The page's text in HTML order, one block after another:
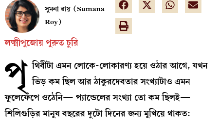
সুমনা রায় (Sumana
Roy)
লক্ষ্মীপুজোয় পুরুত চুরি
পৃ থিবীটা এমন লোকে-লোকারণ্য হয়ে ওঠার আগে, যখন
ভিড় কম ছিল আর ঠাকুরদেবতার সংখ্যাটাও এমন
ফুলেফেঁপে ওঠেনি— প্যান্ডেলের সংখ্যা তো কম ছিলই—
শিলিগুড়ির মানুষ বছরের দুটো দিনের জন্য মুখিয়ে থাকত: